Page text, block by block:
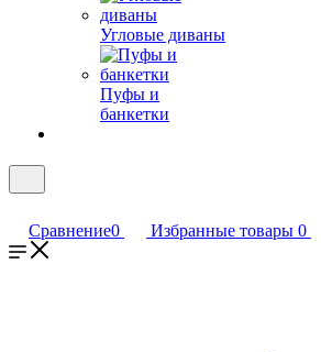
Угловые диваны
Пуфы и
банкетки
Сравнение0 Избранные товары 0